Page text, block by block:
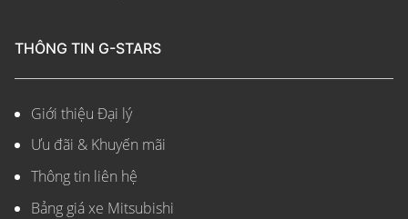
THÔNG TIN G-STARS
Giới thiệu Đại lý
Ưu đãi & Khuyến mãi
Thông tin liên hệ
Bảng giá xe Mitsubishi